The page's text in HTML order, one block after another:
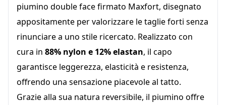
piumino double face firmato Maxfort, disegnato
appositamente per valorizzare le taglie forti senza
rinunciare a uno stile ricercato. Realizzato con
cura in 88% nylon e 12% elastan, il capo
garantisce leggerezza, elasticità e resistenza,
offrendo una sensazione piacevole al tatto.
Grazie alla sua natura reversibile, il piumino offre